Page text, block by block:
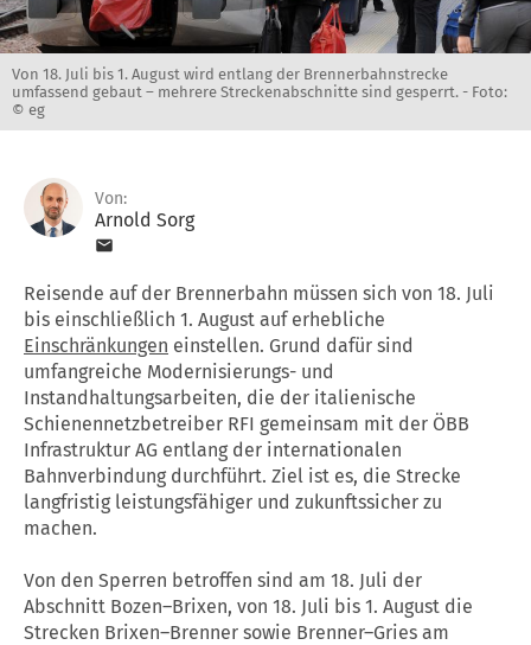
Von 18. Juli bis 1. August wird entlang der Brennerbahnstrecke
umfassend gebaut – mehrere Streckenabschnitte sind gesperrt. - Foto:
© eg
Von:
Arnold Sorg
Reisende auf der Brennerbahn müssen sich von 18. Juli
bis einschließlich 1. August auf erhebliche
Einschränkungen einstellen. Grund dafür sind
umfangreiche Modernisierungs- und
Instandhaltungsarbeiten, die der italienische
Schienennetzbetreiber RFI gemeinsam mit der ÖBB
Infrastruktur AG entlang der internationalen
Bahnverbindung durchführt. Ziel ist es, die Strecke
langfristig leistungsfähiger und zukunftssicher zu
machen.
Von den Sperren betroffen sind am 18. Juli der
Abschnitt Bozen–Brixen, von 18. Juli bis 1. August die
Strecken Brixen–Brenner sowie Brenner–Gries am